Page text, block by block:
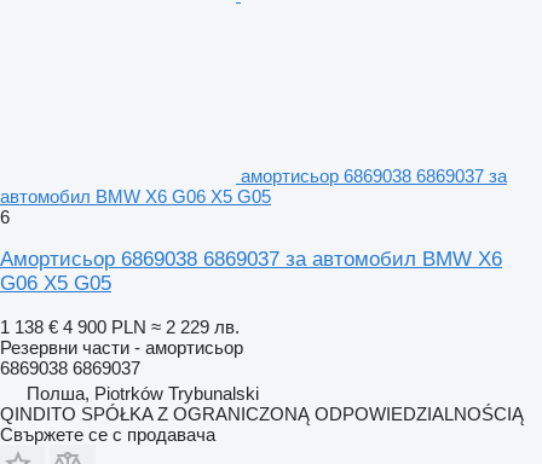
амортисьор 6869038 6869037 за
автомобил BMW X6 G06 X5 G05
6
Амортисьор 6869038 6869037 за автомобил BMW X6
G06 X5 G05
1 138 € 4 900 PLN ≈ 2 229 лв.
Резервни части - амортисьор
6869038 6869037
Полша, Piotrków Trybunalski
QINDITO SPÓŁKA Z OGRANICZONĄ ODPOWIEDZIALNOŚCIĄ
Свържете се с продавача